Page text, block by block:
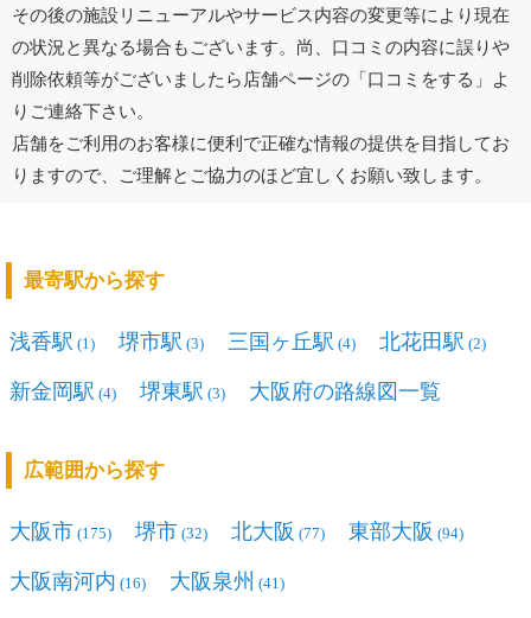
その後の施設リニューアルやサービス内容の変更等により現在
の状況と異なる場合もございます。尚、口コミの内容に誤りや
削除依頼等がございましたら店舗ページの「口コミをする」よ
りご連絡下さい。
店舗をご利用のお客様に便利で正確な情報の提供を目指してお
りますので、ご理解とご協力のほど宜しくお願い致します。
最寄駅から探す
浅香駅 (1) 堺市駅 (3) 三国ヶ丘駅 (4) 北花田駅 (2)
新金岡駅 (4) 堺東駅 (3) 大阪府の路線図一覧
広範囲から探す
大阪市 (175) 堺市 (32) 北大阪 (77) 東部大阪 (94)
大阪南河内 (16) 大阪泉州 (41)